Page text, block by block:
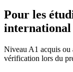
Pour les
Niveau A1 acquis ou
vérification lors du